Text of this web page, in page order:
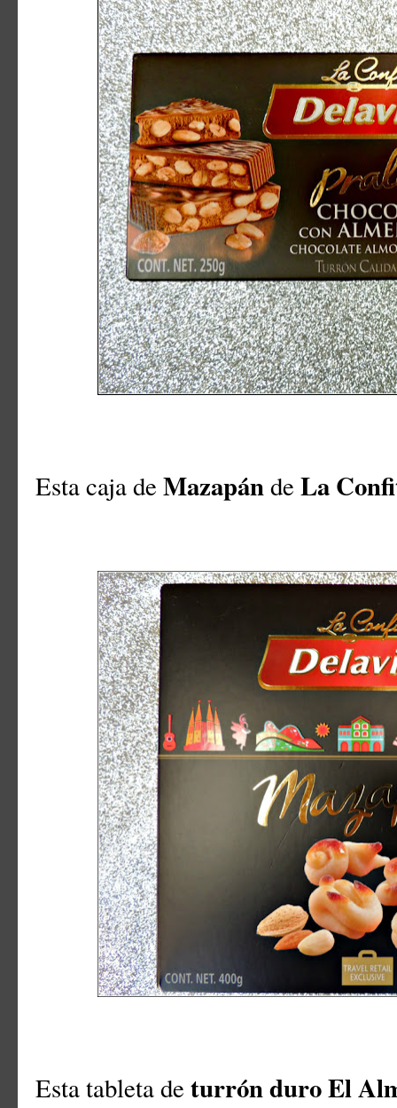
Esta caja de Mazapánde La
Esta tableta de turrón duro El